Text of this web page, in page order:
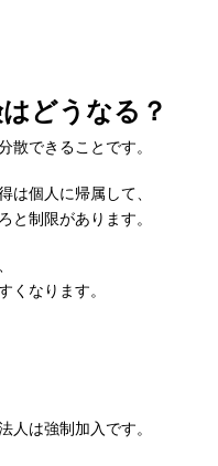
どうなる？
散できることです。
は個人に帰属して、
と制限があります。
くなります。
人は強制加入です。